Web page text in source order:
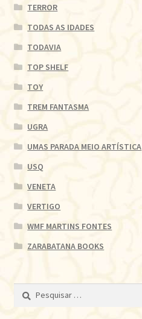
TERROR
TODAS AS IDADES
TODAVIA
TOP SHELF
TOY
TREM FANTASMA
UGRA
UMAS PARADA MEIO ARTÍSTICA
USQ
VENETA
VERTIGO
WMF MARTINS FONTES
ZARABATANA BOOKS